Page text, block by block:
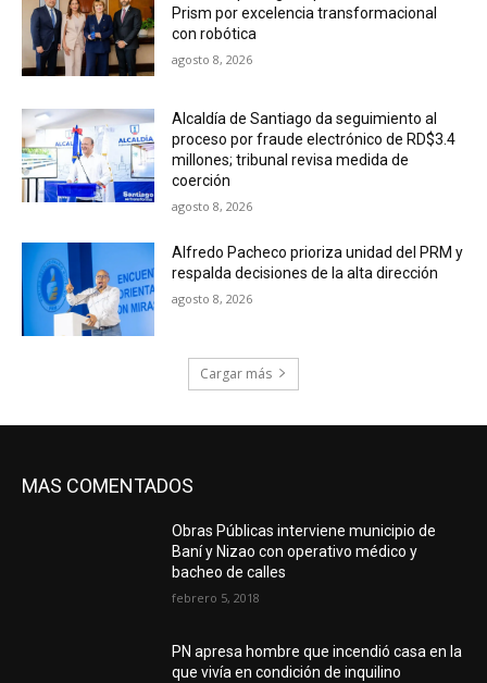
Prism por excelencia transformacional
con robótica
agosto 8, 2026
Alcaldía de Santiago da seguimiento al
proceso por fraude electrónico de RD$3.4
millones; tribunal revisa medida de
coerción
agosto 8, 2026
Alfredo Pacheco prioriza unidad del PRM y
respalda decisiones de la alta dirección
agosto 8, 2026
Cargar más
MAS COMENTADOS
Obras Públicas interviene municipio de
Baní y Nizao con operativo médico y
bacheo de calles
febrero 5, 2018
PN apresa hombre que incendió casa en la
que vivía en condición de inquilino